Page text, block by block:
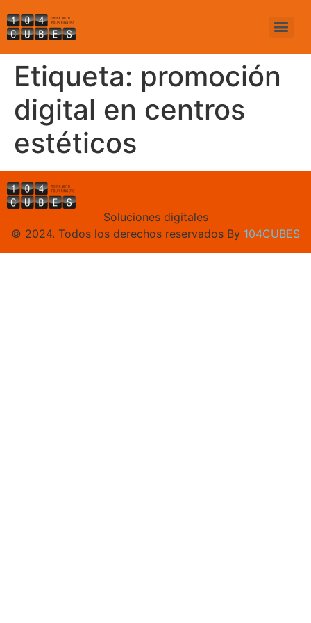
Etiqueta: promoción
digital en centros
estéticos
Soluciones digitales
© 2024. Todos los derechos reservados By 104CUBES